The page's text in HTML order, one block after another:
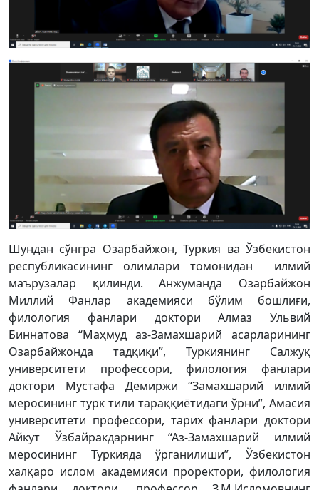
Шундан сўнгра Озарбайжон, Туркия ва Ўзбекистон
республикасининг олимлари томонидан илмий
маърузалар қилинди. Анжуманда Озарбайжон
Миллий Фанлар академияси бўлим бошлиғи,
филология фанлари доктори Алмаз Ульвий
Биннатова “Маҳмуд аз-Замахшарий асарларининг
Озарбайжонда тадқиқи”, Туркиянинг Салжуқ
университети профессори, филология фанлари
доктори Мустафа Демиржи “Замахшарий илмий
меросининг турк тили тараққиётидаги ўрни”, Амасия
университети профессори, тарих фанлари доктори
Айкут Ўзбайракдарнинг “Аз-Замахшарий илмий
меросининг Туркияда ўрганилиши”, Ўзбекистон
халқаро ислом академияси проректори, филология